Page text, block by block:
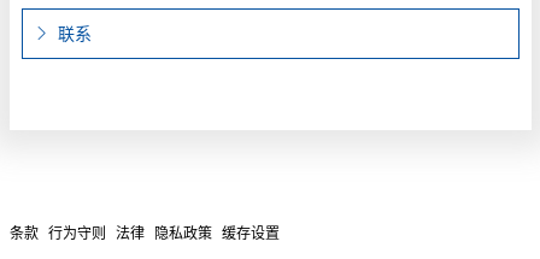
联系
条款 行为守则 法律 隐私政策 缓存设置